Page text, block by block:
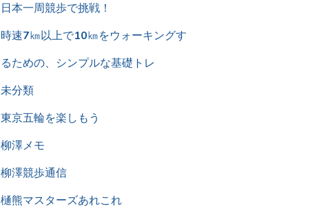
日本一周競歩で挑戦！
時速7㎞以上で10㎞をウォーキングす
るための、シンプルな基礎トレ
未分類
東京五輪を楽しもう
柳澤メモ
柳澤競歩通信
樋熊マスターズあれこれ